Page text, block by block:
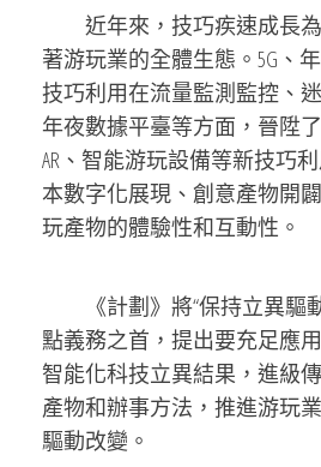
近年來，技巧疾速成長為
著游玩業的全體生態。5G、
技巧利用在流量監測監控、
年夜數據平臺等方面，晉陞了
AR、智能游玩設備等新技巧
本數字化展現、創意產物開
玩產物的體驗性和互動性。
《計劃》將“保持立異驅
點義務之首，提出要充足應
智能化科技立異結果，進級
產物和辦事方法，推進游玩
驅動改變。